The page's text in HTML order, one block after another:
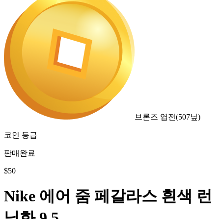
브론즈 엽전(507닢)
코인 등급
판매완료
$50
Nike 에어 줌 페갈라스 흰색 런